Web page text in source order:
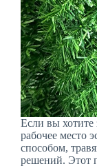
Если вы хотите
рабочее место
способом,
решений. Этот